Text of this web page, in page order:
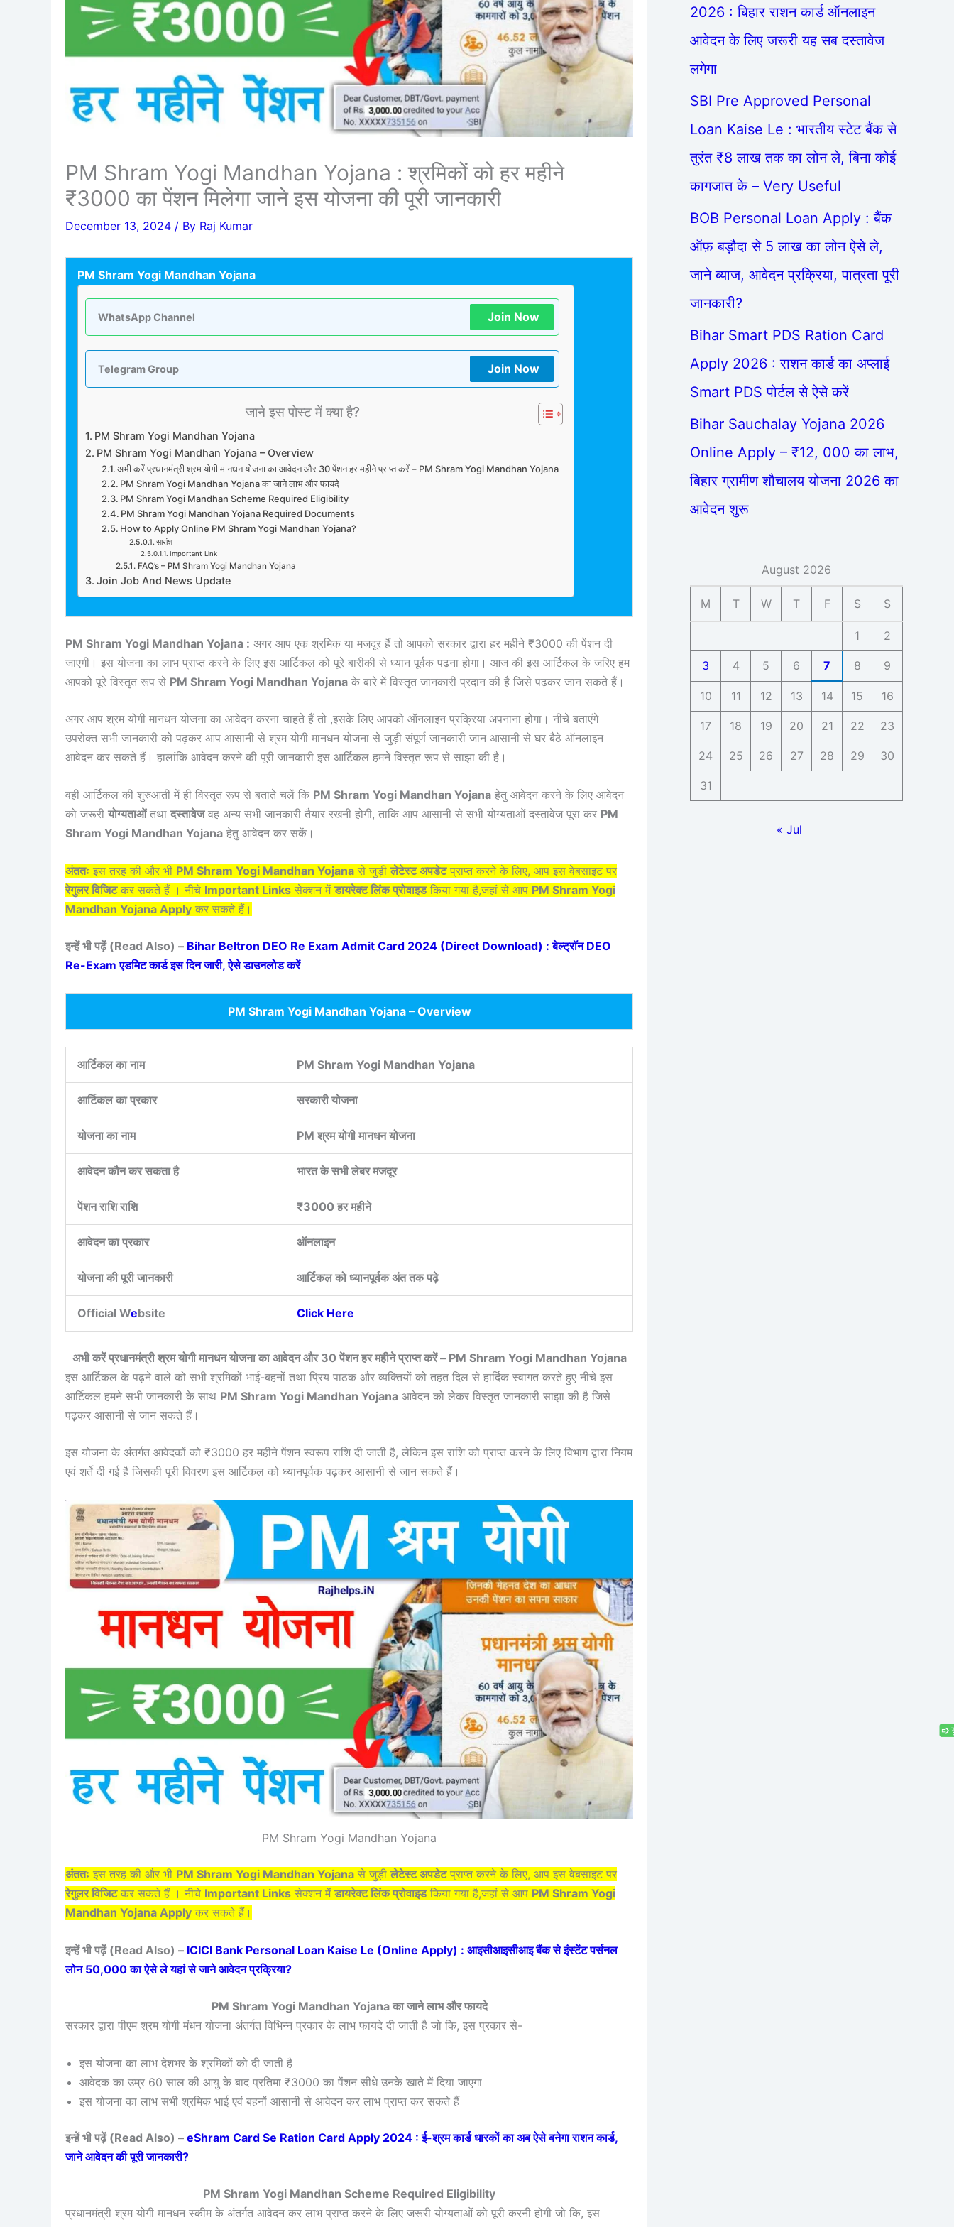
PM Shram Yogi Mandhan Yojana : श्रमिकों को हर महीने
₹3000 का पेंशन मिलेगा जाने इस योजना की पूरी जानकारी
December 13, 2024 / By Raj Kumar
PM Shram Yogi Mandhan Yojana
WhatsApp Channel Join Now
Telegram Group Join Now
जाने इस पोस्ट में क्या है?
PM Shram Yogi Mandhan Yojana
PM Shram Yogi Mandhan Yojana – Overview
अभी करें प्रधानमंत्री श्रम योगी मानधन योजना का आवेदन और 30 पेंशन हर महीने प्राप्त करें – PM Shram Yogi Mandhan Yojana
PM Shram Yogi Mandhan Yojana का जाने लाभ और फायदे
PM Shram Yogi Mandhan Scheme Required Eligibility
PM Shram Yogi Mandhan Yojana Required Documents
How to Apply Online PM Shram Yogi Mandhan Yojana?
सारांश
Important Link
FAQ’s – PM Shram Yogi Mandhan Yojana
Join Job And News Update
PM Shram Yogi Mandhan Yojana : अगर आप एक श्रमिक या मजदूर हैं तो आपको सरकार द्वारा हर महीने ₹3000 की पेंशन दी
जाएगी। इस योजना का लाभ प्राप्त करने के लिए इस आर्टिकल को पूरे बारीकी से ध्यान पूर्वक पढ़ना होगा। आज की इस आर्टिकल के जरिए हम
आपको पूरे विस्तृत रूप से PM Shram Yogi Mandhan Yojana के बारे में विस्तृत जानकारी प्रदान की है जिसे पढ़कर जान सकते हैं।
अगर आप श्रम योगी मानधन योजना का आवेदन करना चाहते हैं तो ,इसके लिए आपको ऑनलाइन प्रक्रिया अपनाना होगा। नीचे बताएंगे
उपरोक्त सभी जानकारी को पढ़कर आप आसानी से श्रम योगी मानधन योजना से जुड़ी संपूर्ण जानकारी जान आसानी से घर बैठे ऑनलाइन
आवेदन कर सकते हैं। हालांकि आवेदन करने की पूरी जानकारी इस आर्टिकल हमने विस्तृत रूप से साझा की है।
वही आर्टिकल की शुरुआती में ही विस्तृत रूप से बताते चलें कि PM Shram Yogi Mandhan Yojana हेतु आवेदन करने के लिए आवेदन
को जरूरी योग्यताओंतथा दस्तावेजवह अन्य सभी जानकारी तैयार रखनी होगी, ताकि आप आसानी से सभी योग्यताओं दस्तावेज पूरा कर PM
Shram Yogi Mandhan Yojana हेतु आवेदन कर सकें।
अंततः इस तरह की और भी PM Shram Yogi Mandhan Yojana से जुड़ी लेटेस्ट अपडेटप्राप्त करने के लिए, आप इस वेबसाइट पर
रेगुलर विजिटकर सकते हैं । नीचे Important Links सेक्शन में डायरेक्ट लिंक प्रोवाइडकिया गया है,जहां से आप PM Shram Yogi
Mandhan Yojana Apply कर सकते हैं।
इन्हें भी पढ़ें (Read Also) – Bihar Beltron DEO Re Exam Admit Card 2024 (Direct Download) : बेल्ट्रॉन DEO
Re-Exam एडमिट कार्ड इस दिन जारी, ऐसे डाउनलोड करें
PM Shram Yogi Mandhan Yojana – Overview
आर्टिकल का नाम PM Shram Yogi Mandhan Yojana
आर्टिकल का प्रकार सरकारी योजना
योजना का नाम PM श्रम योगी मानधन योजना
आवेदन कौन कर सकता है भारत के सभी लेबर मजदूर
पेंशन राशि राशि ₹3000 हर महीने
आवेदन का प्रकार ऑनलाइन
योजना की पूरी जानकारी आर्टिकल को ध्यानपूर्वक अंत तक पढ़े
Official Website Click Here
अभी करें प्रधानमंत्री श्रम योगी मानधन योजना का आवेदन और 30 पेंशन हर महीने प्राप्त करें – PM Shram Yogi Mandhan Yojana
इस आर्टिकल के पढ़ने वाले को सभी श्रमिकों भाई-बहनों तथा प्रिय पाठक और व्यक्तियों को तहत दिल से हार्दिक स्वागत करते हुए नीचे इस
आर्टिकल हमने सभी जानकारी के साथ PM Shram Yogi Mandhan Yojana आवेदन को लेकर विस्तृत जानकारी साझा की है जिसे
पढ़कर आसानी से जान सकते हैं।
इस योजना के अंतर्गत आवेदकों को ₹3000 हर महीने पेंशन स्वरूप राशि दी जाती है, लेकिन इस राशि को प्राप्त करने के लिए विभाग द्वारा नियम
एवं शर्ते दी गई है जिसकी पूरी विवरण इस आर्टिकल को ध्यानपूर्वक पढ़कर आसानी से जान सकते हैं।
PM Shram Yogi Mandhan Yojana
अंततः इस तरह की और भी PM Shram Yogi Mandhan Yojana से जुड़ी लेटेस्ट अपडेटप्राप्त करने के लिए, आप इस वेबसाइट पर
रेगुलर विजिटकर सकते हैं । नीचे Important Links सेक्शन में डायरेक्ट लिंक प्रोवाइडकिया गया है,जहां से आप PM Shram Yogi
Mandhan Yojana Apply कर सकते हैं।
इन्हें भी पढ़ें (Read Also) – ICICI Bank Personal Loan Kaise Le (Online Apply) : आइसीआइसीआइ बैंक से इंस्टेंट पर्सनल
लोन 50,000 का ऐसे ले यहां से जाने आवेदन प्रक्रिया?
PM Shram Yogi Mandhan Yojana का जाने लाभ और फायदे
सरकार द्वारा पीएम श्रम योगी मंधन योजना अंतर्गत विभिन्न प्रकार के लाभ फायदे दी जाती है जो कि, इस प्रकार से-
इस योजना का लाभ देशभर के श्रमिकों को दी जाती है
आवेदक का उम्र 60 साल की आयु के बाद प्रतिमा ₹3000 का पेंशन सीधे उनके खाते में दिया जाएगा
इस योजना का लाभ सभी श्रमिक भाई एवं बहनों आसानी से आवेदन कर लाभ प्राप्त कर सकते हैं
इन्हें भी पढ़ें (Read Also) – eShram Card Se Ration Card Apply 2024 : ई-श्रम कार्ड धारकों का अब ऐसे बनेगा राशन कार्ड,
जाने आवेदन की पूरी जानकारी?
PM Shram Yogi Mandhan Scheme Required Eligibility
प्रधानमंत्री श्रम योगी मानधन स्कीम के अंतर्गत आवेदन कर लाभ प्राप्त करने के लिए जरूरी योग्यताओं को पूरी करनी होगी जो कि, इस
2026 : बिहार राशन कार्ड ऑनलाइन
आवेदन के लिए जरूरी यह सब दस्तावेज
लगेगा
SBI Pre Approved Personal
Loan Kaise Le : भारतीय स्टेट बैंक से
तुरंत ₹8 लाख तक का लोन ले, बिना कोई
कागजात के – Very Useful
BOB Personal Loan Apply : बैंक
ऑफ़ बड़ौदा से 5 लाख का लोन ऐसे ले,
जाने ब्याज, आवेदन प्रक्रिया, पात्रता पूरी
जानकारी?
Bihar Smart PDS Ration Card
Apply 2026 : राशन कार्ड का अप्लाई
Smart PDS पोर्टल से ऐसे करें
Bihar Sauchalay Yojana 2026
Online Apply – ₹12, 000 का लाभ,
बिहार ग्रामीण शौचालय योजना 2026 का
आवेदन शुरू
August 2026
M T W T F S S
1 2
3 4 5 6 7 8 9
10 11 12 13 14 15 16
17 18 19 20 21 22 23
24 25 26 27 28 29 30
31
« Jul